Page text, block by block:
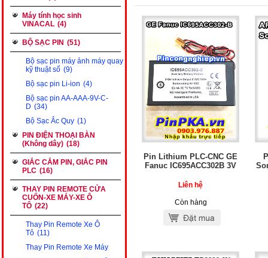
Máy tính học sinh
VINACAL (4)
BỘ SẠC PIN (51)
Bộ sạc pin máy ảnh máy quay
kỹ thuật số (9)
Bộ sạc pin Li-ion (4)
Bộ sạc pin AA-AAA-9V-C-
D (34)
Bộ Sạc Ắc Quy (1)
PIN ĐIỆN THOẠI BÀN
(Không dây) (18)
GIẮC CẮM PIN, GIẮC PIN
PLC (16)
THAY PIN REMOTE CỬA
CUỐN-XE MÁY-XE Ô
TÔ (22)
Thay Pin Remote Xe Ô
Tô (11)
Thay Pin Remote Xe Máy
Pin Lithium PLC-CNC GE
Fanuc IC695ACC302B 3V
Liên hệ
Còn hàng